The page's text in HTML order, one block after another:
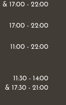
& 17:00 - 22:00
17:00 - 22:00
11:00 - 22:00
11:30 - 14:00
& 17:30 - 21:00